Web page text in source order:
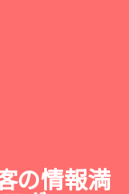
の情報満